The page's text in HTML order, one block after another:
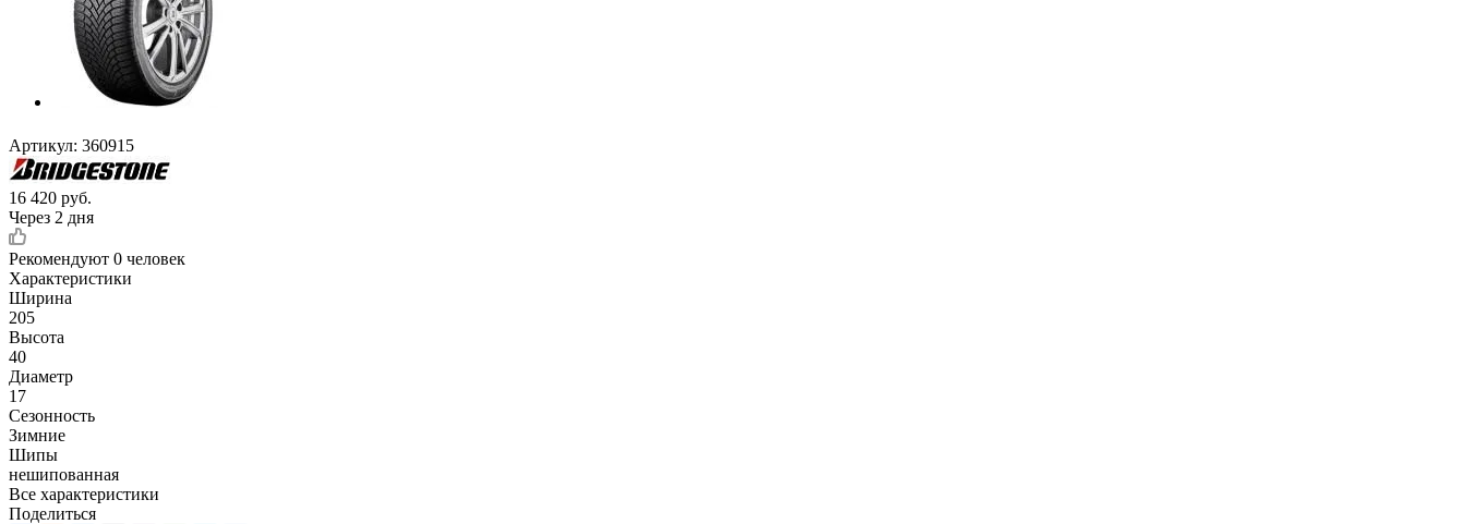
Артикул: 360915
16 420 руб.
Через 2 дня
Рекомендуют 0 человек
Характеристики
Ширина
205
Высота
40
Диаметр
17
Сезонность
Зимние
Шипы
нешипованная
Все характеристики
Поделиться